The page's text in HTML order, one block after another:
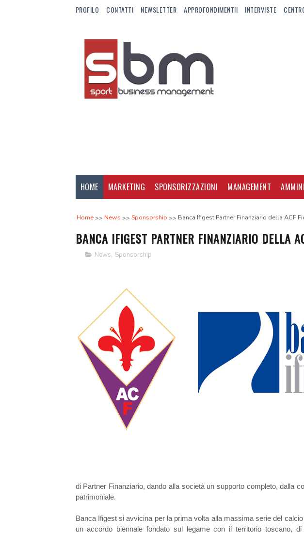
PROFILO CONTATTI NEWSLETTER APPROFONDIMENTII INTERVISTE
HOME MARKETING SPONSORIZZAZIONI MANAGEMENT
Home News Sponsorship Banca Ifigest Partner Finanziario della ACF
BANCA IFIGEST PARTNER FINANZIARIO DELLA
News, Sponsorship
di Partner Finanziario, dando alla società un supporto completo, dalla
patrimoniale.
Banca Ifigest si avvicina per la prima volta alla massima serie del
un accordo biennale fondato sul legame con il territorio toscano,